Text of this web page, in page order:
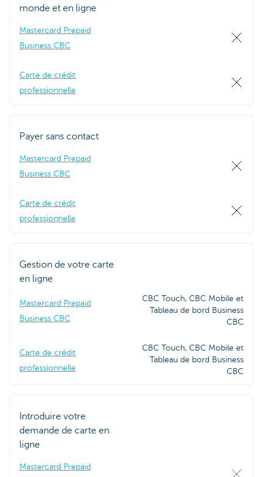
monde et en ligne
Mastercard Prepaid
Business CBC
Carte de crédit
professionnelle
Payer sans contact
Mastercard Prepaid
Business CBC
Carte de crédit
professionnelle
Gestion de votre carte
en ligne
Mastercard Prepaid
Business CBC
CBC Touch, CBC Mobile et
Tableau de bord Business
CBC
Carte de crédit
professionnelle
CBC Touch, CBC Mobile et
Tableau de bord Business
CBC
Introduire votre
demande de carte en
ligne
Mastercard Prepaid